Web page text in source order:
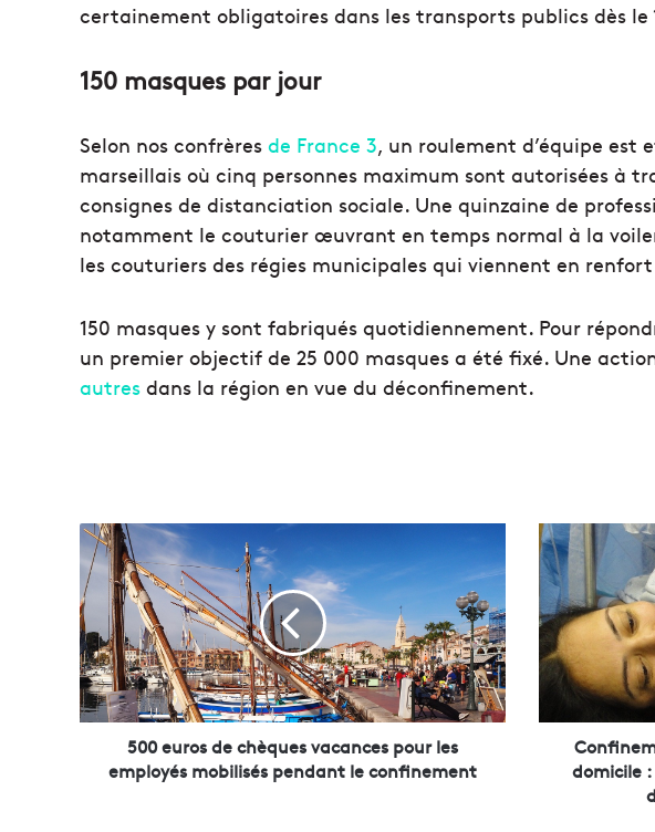
certainement obligatoires dans les transports publics dès le
150 masques par jour
Selon nos confrères de France 3, un roulement d’équipe est
marseillais où cinq personnes maximum sont autorisées à
consignes de distanciation sociale. Une quinzaine de
notamment le couturier œuvrant en temps normal à la
les couturiers des régies municipales qui viennent en
150 masques y sont fabriqués quotidiennement. Pour
un premier objectif de 25 000 masques a été fixé. Une
autres dans la région en vue du déconfinement.
5
0
0
e
u
r
o
s
d
500 euros de chèques vacances pour les
employés mobilisés pendant le confinement
C
o
n
f
i
n
e
e
domicile